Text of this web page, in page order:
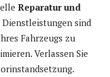
Reparatur und
Dienstleistungen sind
Fahrzeugs zu
Verlassen Sie